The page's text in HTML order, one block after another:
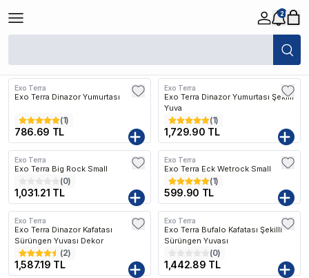
2
/
Exo Terra
Exo Terra Dinazor Yumurtası
(1)
786.69 TL
Kargo Bedava
Exo Terra
Exo Terra Dinazor Yumurtası Şekilli
Yuva
(1)
1,729.90 TL
Kargo Bedava
Exo Terra
Exo Terra Big Rock Small
(0)
1,031.21 TL
Exo Terra
Exo Terra Eck Wetrock Small
(1)
599.90 TL
Kargo Bedava
Exo Terra
Exo Terra Dinazor Kafatası
Sürüngen Yuvası Dekor
(2)
1,587.19 TL
Kargo Bedava
Exo Terra
Exo Terra Bufalo Kafatası Şekilli
Sürüngen Yuvası
(0)
1,442.89 TL